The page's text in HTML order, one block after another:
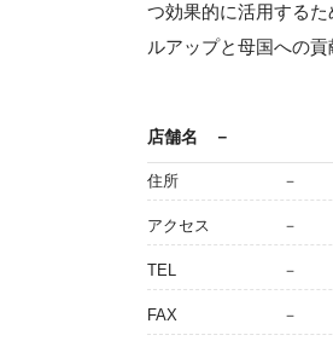
つ効果的に活用する
ルアップと母国への貢
店舗名 －
住所 －
アクセス －
TEL －
FAX －